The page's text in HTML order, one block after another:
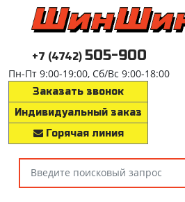
+7 (4742) 505-900
Пн-Пт 9:00-19:00, Сб/Вс 9:00-18:00
Заказать звонок
Индивидуальный заказ
Горячая линия